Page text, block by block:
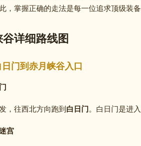
，掌握正确的走法是每一位追求顶级装备
详细路线图
门到赤月峡谷入口
，往西北方向跑到白日门。白日门是进
宫